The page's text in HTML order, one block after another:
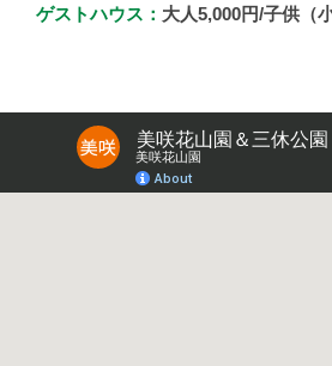
ゲストハウス： 大人5,000円/子供（